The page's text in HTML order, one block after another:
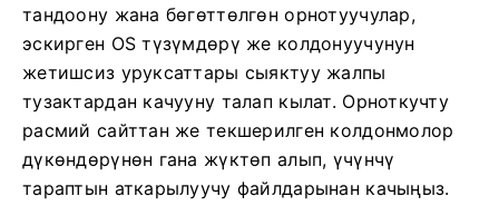
тандоону жана бөгөттөлгөн орнотуучулар,
эскирген OS түзүмдөрү же колдонуучунун
жетишсиз уруксаттары сыяктуу жалпы
тузактардан качууну талап кылат. Орноткучту
расмий сайттан же текшерилген колдонмолор
дүкөндөрүнөн гана жүктөп алып, үчүнчү
тараптын аткарылуучу файлдарынан качыңыз.